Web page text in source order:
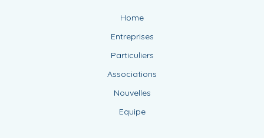
Home
Entreprises
Particuliers
Associations
Nouvelles
Equipe